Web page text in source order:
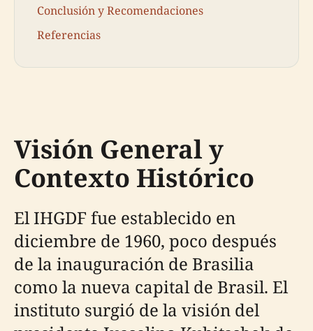
Conclusión y Recomendaciones
Referencias
Visión General y
Contexto Histórico
El IHGDF fue establecido en
diciembre de 1960, poco después
de la inauguración de Brasilia
como la nueva capital de Brasil. El
instituto surgió de la visión del